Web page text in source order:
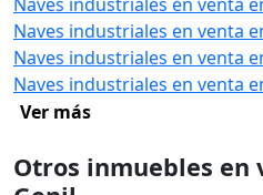
Naves industriales en venta
Naves industriales en venta
Naves industriales en venta
Ver más
Otros inmuebles en